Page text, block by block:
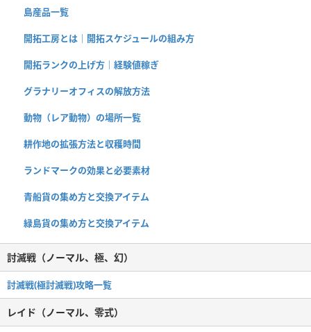
島産品一覧
開拓工房とは｜開拓スケジュールの組み方
開拓ランクの上げ方｜経験値稼ぎ
グラナリーオフィスの解放方法
動物（レア動物）の場所一覧
耕作地の拡張方法と収穫時間
ランドマークの効果と必要素材
青船貨の集め方と交換アイテム
緑島貨の集め方と交換アイテム
討滅戦（ノーマル、極、幻）
討滅戦(極討滅戦)攻略一覧
レイド（ノーマル、零式）